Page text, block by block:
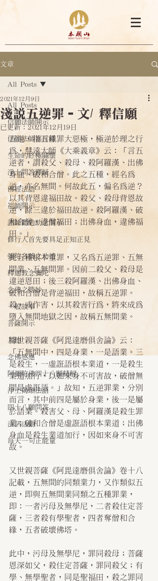
文章
All Posts
信願法師開示
信願法師嘉言錄
生命的終極關懷
淨土問答釋疑
佛經法語
祖師開示
諸師勸勉助念開示
修行人首先要具足正知正見
彌陀名號之功德
釋迦教念彌陀
念佛之勝妙
一般故事
菩薩開示
其他
念佛感應
阿彌陀佛四十八願精解
淨土偈頌法語
四十八願問答
法訊活動
每天一句正能量
All Posts
淺說五逆罪–文/ 釋信願
2021年12月9日
已更新： 2021年12月19日
五逆，指五種罪大惡極，極逆於理之行
為，慧遠大師《大乘義章》云：「言五
逆者，謂殺父、殺母、殺阿羅漢、出佛
身血、破和合僧。此之五種，經名為
逆，亦名無間。何故此五，偏名為逆？
以其背恩違福田故。殺父、殺母背恩故
逆，餘三違於福田故逆。殺阿羅漢、破
和合僧，違僧福田；出佛身血，違佛福
田。」
此五種根本重罪，又名為五逆罪、五無
間業、五無間罪。因前二殺父、殺母是
違逆恩田；後三殺阿羅漢、出佛身血、
破和合僧是背逆福田，故稱五逆罪。
殺，或作害，以其殺害行為，將來成為
墮入無間地獄之因，故稱五無間業。
據世親菩薩《阿毘達磨俱舍論》云：
「五無間中，四是身業，一是語業。三
是殺生，一虛誑語根本業道，一是殺生
業道加行，以如來身不可害故，破僧無
間是虛誑語。」故知，五逆罪業，分別
而言，其中前四是屬於身業，後一是屬
於語業。殺害父、母、阿羅漢是殺生罪
業；破和合僧是虛誑語根本業道；出佛
身血是殺生業道加行，因如來身不可害
故。
又世親菩薩《阿毘達磨俱舍論》卷十八
記載，五無間的同類業力，又作類似五
逆，即與五無間業同類之五種罪業，
即：一者污母及無學尼，二者殺住定菩
薩，三者殺有學聖者，四者奪僧和合
緣，五者破壞佛塔。
此中，污母及無學尼，罪同殺母；菩薩
恩深如父，殺住定菩薩，罪同殺父；有
學、無學聖者，同是聖福田，殺之罪同